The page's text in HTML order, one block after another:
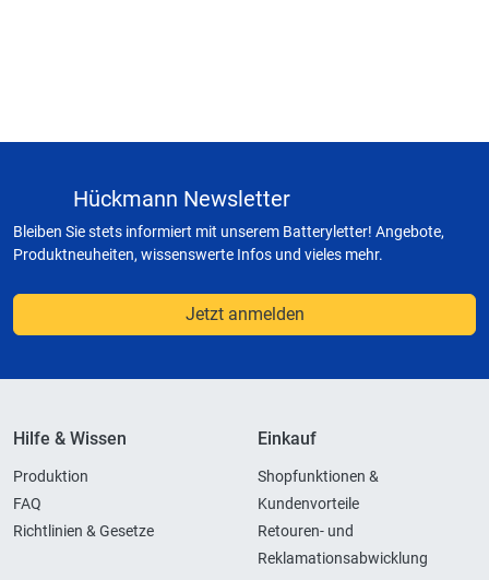
Hückmann Newsletter
Bleiben Sie stets informiert mit unserem Batteryletter! Angebote,
Produktneuheiten, wissenswerte Infos und vieles mehr.
Jetzt anmelden
Hilfe & Wissen
Produktion
FAQ
Richtlinien & Gesetze
Einkauf
Shopfunktionen &
Kundenvorteile
Retouren- und
Reklamationsabwicklung